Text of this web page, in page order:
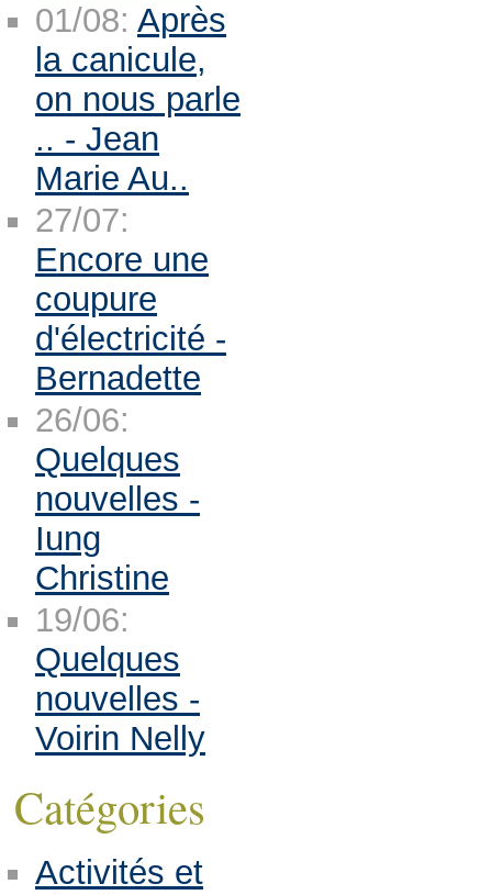
01/08: Après
la canicule,
on nous parle
.. - Jean
Marie Au..
27/07:
Encore une
coupure
d'électricité -
Bernadette
26/06:
Quelques
nouvelles -
Iung
Christine
19/06:
Quelques
nouvelles -
Voirin Nelly
Catégories
Activités et